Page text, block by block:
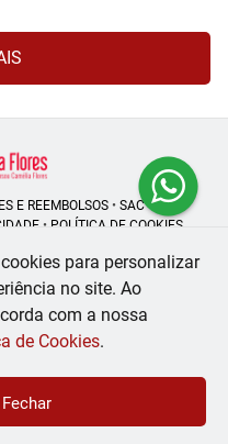
E REEMBOLSOS• SAC
• POLÍTICA DE COOKIES
0001-53
Janeiro - RJ - 20041-002
- Desenvolvido por
para personalizar
no site. Ao
com a nossa
de Cookies.